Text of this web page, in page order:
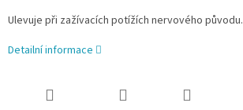
Ulevuje při zažívacích potížích nervového původu.
Detailní informace